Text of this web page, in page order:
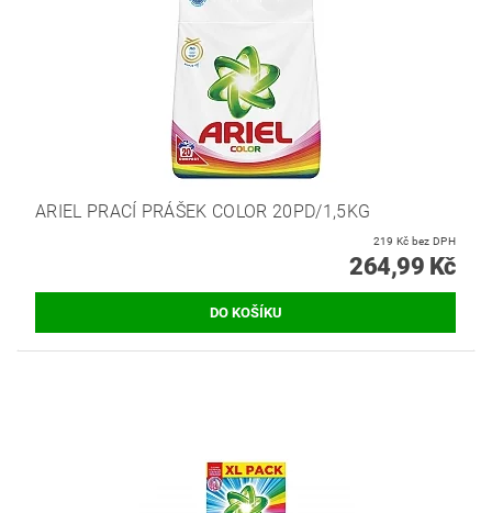
ARIEL PRACÍ PRÁŠEK COLOR 20PD/1,5KG
219 Kč bez DPH
264,99 Kč